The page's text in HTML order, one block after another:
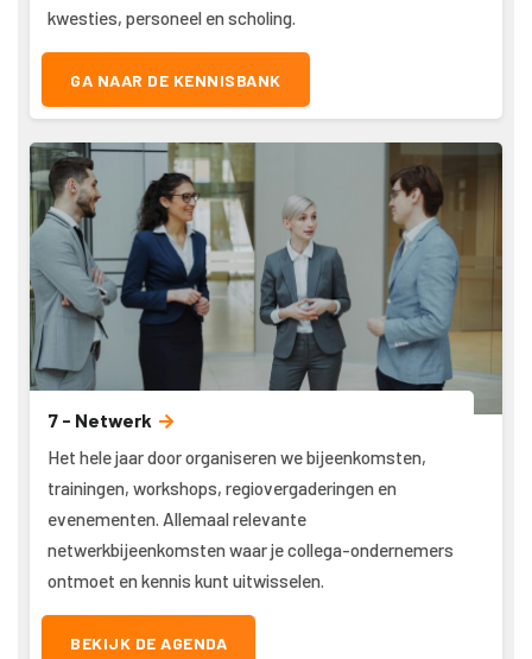
kwesties, personeel en scholing.
GA NAAR DE KENNISBANK
7 - Netwerk
Het hele jaar door organiseren we bijeenkomsten,
trainingen, workshops, regiovergaderingen en
evenementen. Allemaal relevante
netwerkbijeenkomsten waar je collega-ondernemers
ontmoet en kennis kunt uitwisselen.
BEKIJK DE AGENDA